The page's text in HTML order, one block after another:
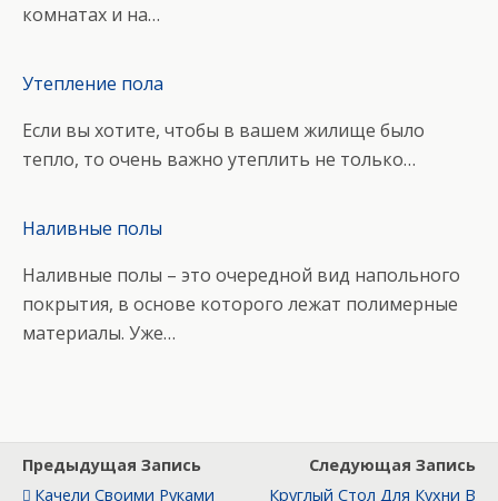
комнатах и на…
Утепление пола
Если вы хотите, чтобы в вашем жилище было
тепло, то очень важно утеплить не только…
Наливные полы
Наливные полы – это очередной вид напольного
покрытия, в основе которого лежат полимерные
материалы. Уже…
Предыдущая Запись
Качели Своими Руками
Следующая Запись
Круглый Стол Для Кухни В